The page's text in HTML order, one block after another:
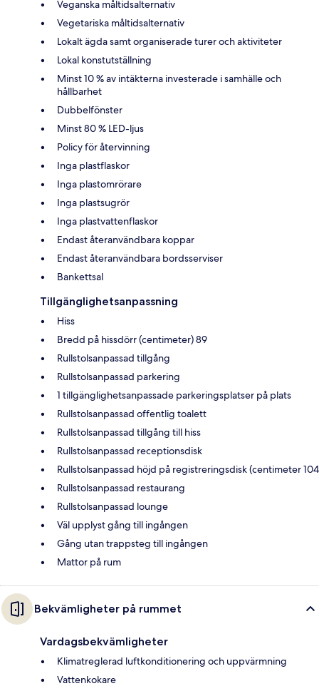
Veganska måltidsalternativ
Vegetariska måltidsalternativ
Lokalt ägda samt organiserade turer och aktiviteter
Lokal konstutställning
Minst 10 % av intäkterna investerade i samhälle och
hållbarhet
Dubbelfönster
Minst 80 % LED-ljus
Policy för återvinning
Inga plastflaskor
Inga plastomrörare
Inga plastsugrör
Inga plastvattenflaskor
Endast återanvändbara koppar
Endast återanvändbara bordsserviser
Bankettsal
Tillgänglighetsanpassning
Hiss
Bredd på hissdörr (centimeter) 89
Rullstolsanpassad tillgång
Rullstolsanpassad parkering
1 tillgänglighetsanpassade parkeringsplatser på plats
Rullstolsanpassad offentlig toalett
Rullstolsanpassad tillgång till hiss
Rullstolsanpassad receptionsdisk
Rullstolsanpassad höjd på registreringsdisk (centimeter 104
Rullstolsanpassad restaurang
Rullstolsanpassad lounge
Väl upplyst gång till ingången
Gång utan trappsteg till ingången
Mattor på rum
Bekvämligheter på rummet
Vardagsbekvämligheter
Klimatreglerad luftkonditionering och uppvärmning
Vattenkokare